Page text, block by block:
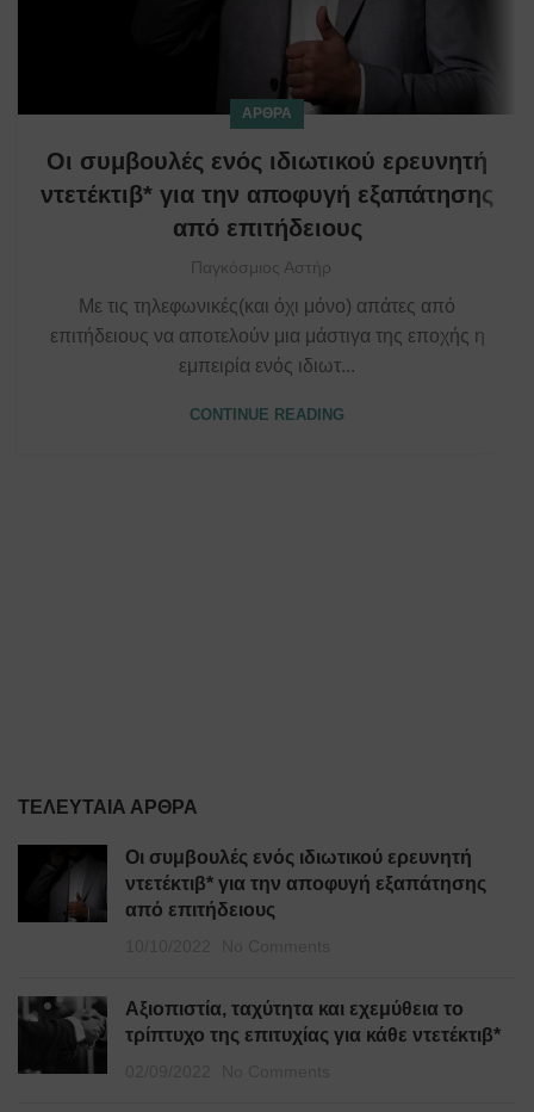
ΆΡΘΡΑ
Οι συμβουλές ενός ιδιωτικού ερευνητή
ντετέκτιβ* για την αποφυγή εξαπάτησης
από επιτήδειους
Παγκόσμιος Αστήρ
Με τις τηλεφωνικές(και όχι μόνο) απάτες από
επιτήδειους να αποτελούν μια μάστιγα της εποχής η
εμπειρία ενός ιδιωτ...
CONTINUE READING
ΤΕΛΕΥΤΑΊΑ ΆΡΘΡΑ
Οι συμβουλές ενός ιδιωτικού ερευνητή
ντετέκτιβ* για την αποφυγή εξαπάτησης
από επιτήδειους
Αξιοπιστία, ταχύτητα και εχεμύθεια το
τρίπτυχο της επιτυχίας για κάθε ντετέκτιβ*